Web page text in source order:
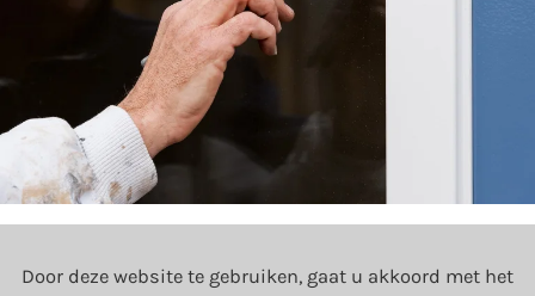
Lees meer
Door deze website te gebruiken, gaat u akkoord met het